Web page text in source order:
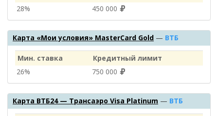
28%
450 000
Карта «Мои условия» MasterCard Gold — ВТБ
Мин. ставка
Кредитный лимит
26%
750 000
Карта ВТБ24 — Трансаэро Visa Platinum — ВТБ